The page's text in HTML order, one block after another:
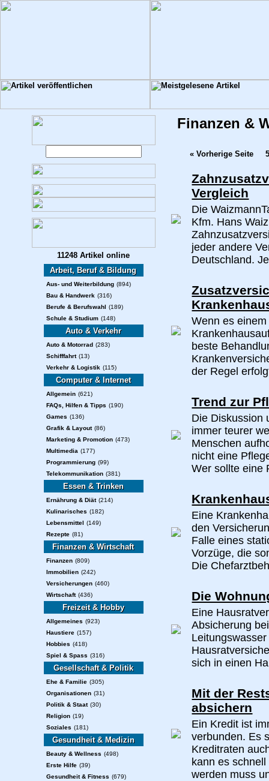
11248 Artikel online
Arbeit, Beruf & Bildung
Aus- und Weiterbildung (894)
Bau & Handwerk (316)
Berufe & Berufswahl (189)
Schule & Studium (148)
Auto & Verkehr
Auto & Motorrad (283)
Schifffahrt (13)
Verkehr & Logistik (115)
Computer & Internet
Allgemein (621)
FAQs, Hilfen & Tipps (190)
Games (136)
Grafik & Layout (86)
Marketing & Promotion (473)
Multimedia (177)
Programmierung (99)
Telekommunikation (381)
Essen & Trinken
Ernährung & Diät (214)
Kulinarisches (182)
Lebensmittel (149)
Rezepte (81)
Finanzen & Wirtschaft
Finanzen (809)
Immobilien (242)
Versicherungen (460)
Wirtschaft (436)
Freizeit & Hobby
Allgemeines (923)
Haustiere (157)
Hobbies (418)
Spiel & Spass (316)
Gesellschaft & Politik
Ehe & Familie (305)
Organisationen (31)
Politik & Staat (30)
Religion (19)
Soziales (181)
Gesundheit & Medizin
Beauty & Wellness (498)
Erste Hilfe (39)
Gesundheit & Fitness (679)
Finanzen &
« Vorherige Seite
Vergleich
Die
Kfm. Hans
jeder andere
Deutschland.
Wenn es
beste
der Regel
Trend zur
Die Diskussion
immer teurer
Menschen
nicht eine
Wer sollte eine
Eine
den
Falle eines
Vorzüge, die
Die
Die
Eine
Absicherung
sich in einen
Mit der
absichern
Ein Kredit ist
verbunden. Es
Kreditraten
kann es
werden muss